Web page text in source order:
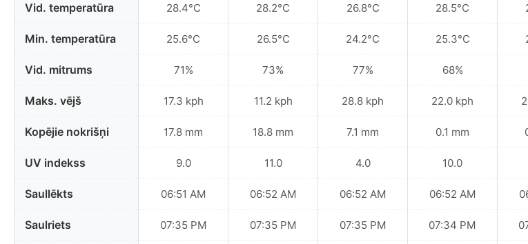
Vid. temperatūra
Min. temperatūra
Vid. mitrums
Maks. vējš
Kopējie nokrišņi
UV indekss
Saullēkts
Saulriets
28.4°C
25.6°C
71%
17.3 kph
17.8 mm
9.0
06:51 AM
07:35 PM
28.2°C
26.5°C
73%
11.2 kph
18.8 mm
11.0
06:52 AM
07:35 PM
26.8°C
24.2°C
77%
28.8 kph
7.1 mm
4.0
06:52 AM
07:35 PM
28.5°C
25.3°C
68%
22.0 kph
0.1 mm
10.0
06:52 AM
07:34 PM